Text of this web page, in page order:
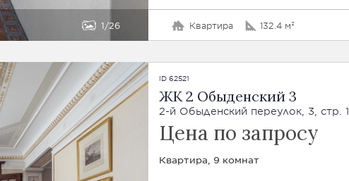
1 26 Квартира 132.4 м²
ID 62521
ЖК 2 Обыденский 3
2-й Обыденский переулок, 3, стр. 1
Цена по запросу
Квартира, 9 комнат